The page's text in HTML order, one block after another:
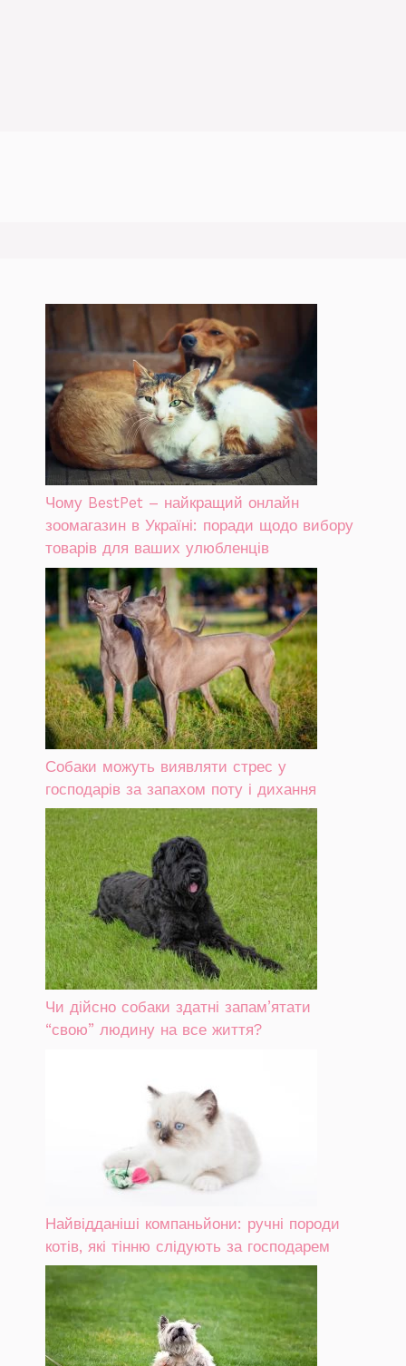
Чому BestPet – найкращий онлайн
зоомагазин в Україні: поради щодо вибору
товарів для ваших улюбленців
Собаки можуть виявляти стрес у
господарів за запахом поту і дихання
Чи дійсно собаки здатні запам’ятати
“свою” людину на все життя?
Найвідданіші компаньйони: ручні породи
котів, які тінню слідують за господарем